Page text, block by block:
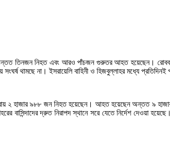
অন্তত তিনজন নিহত এবং আরও পাঁচজন গুরুতর আহত হয়েছেন।
থামছে না। ইসরায়েলি বাহিনী ও হিজবুল্লাহর মধ্যে প্রতিদিনই
২ হাজার ৯৮৮ জন নিহত হয়েছেন। আহত হয়েছেন অন্তত ৯
বাসিন্দাদের দ্রুত নিরাপদ স্থানে সরে যেতে নির্দেশ দেওয়া